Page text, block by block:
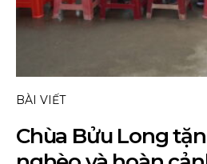
BÀI VIẾT
Chùa Bửu Long